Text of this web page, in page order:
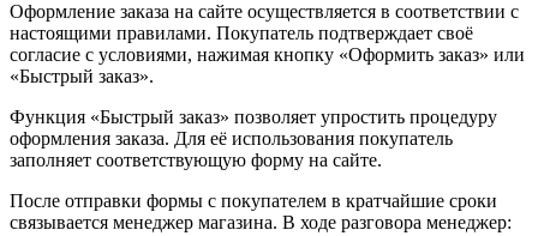
Оформление заказа на сайте осуществляется в соответствии с
настоящими правилами. Покупатель подтверждает своё
согласие с условиями, нажимая кнопку «Оформить заказ» или
«Быстрый заказ».
Функция «Быстрый заказ» позволяет упростить процедуру
оформления заказа. Для её использования покупатель
заполняет соответствующую форму на сайте.
После отправки формы с покупателем в кратчайшие сроки
связывается менеджер магазина. В ходе разговора менеджер: